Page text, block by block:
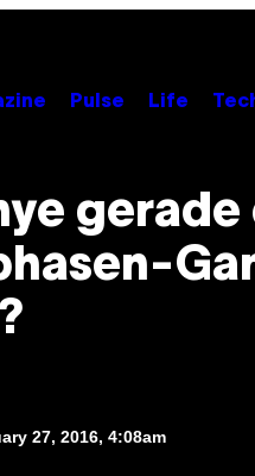
Pulse Life
gerade
27, 2016, 4:08am